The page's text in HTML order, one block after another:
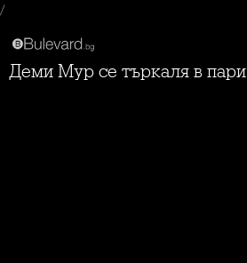
/
Деми Мур се търкаля в пари